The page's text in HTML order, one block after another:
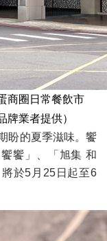
商圈日常餐飲市
業者提供）
盼的夏季滋味。饗
饗」、「旭集 和
於5月25日起至6